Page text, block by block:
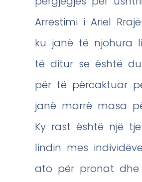
Arrestimi i Ariel
ku janë të njohura
të ditur se është
për të përcaktuar
janë marrë masa
Ky rast është një
lindin mes
ato për pronat dhe